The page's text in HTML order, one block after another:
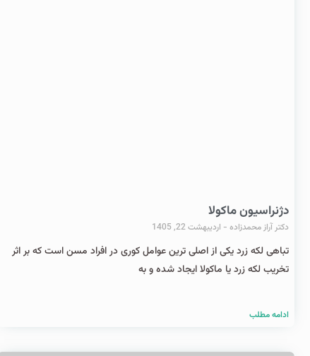
دژنراسیون ماکولا
دکتر آراز محمدزاده اردیبهشت 22, 1405
تباهی لکه زرد یکی از اصلی ترین عوامل کوری در افراد مسن است که بر اثر
تخریب لکه زرد یا ماکولا ایجاد شده و به
ادامه مطلب